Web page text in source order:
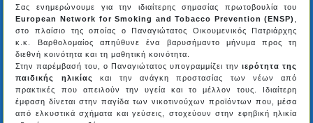
Σας ενημερώνουμε για την ιδιαίτερης σημασίας πρωτοβουλία του
European Network for Smoking and Tobacco Prevention (ENSP)
στο πλαίσιο της οποίας ο Παναγιώτατος Οικουμενικός Πατριάρχης
κ.κ. Βαρθολομαίος απηύθυνε ένα βαρυσήμαντο μήνυμα προς τη
διεθνή κοινότητα και τη μαθητική κοινότητα.
Στην παρέμβασή του, ο Παναγιώτατος υπογραμμίζει τηνιερότητα της
παιδικής ηλικίας
και την ανάγκη προστασίας των νέων από
πρακτικές που απειλούν την υγεία και το μέλλον τους. Ιδιαίτερη
έμφαση δίνεται στην παγίδα των νικοτινούχων προϊόντων που, μέσα
από ελκυστικά σχήματα και γεύσεις, στοχεύουν στην εφηβική ηλικία